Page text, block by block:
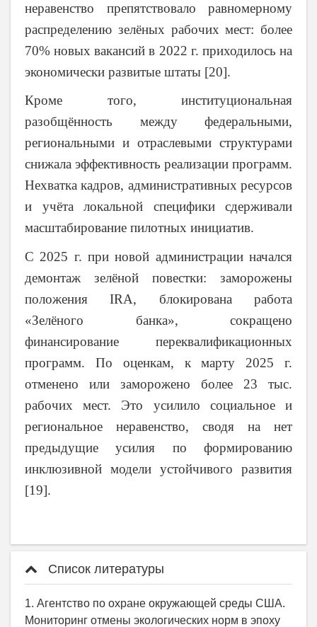
неравенство препятствовало равномерному
распределению зелёных рабочих мест: более
70% новых вакансий в 2022 г. приходилось на
экономически развитые штаты [20].
Кроме того, институциональная
разобщённость между федеральными,
региональными и отраслевыми структурами
снижала эффективность реализации программ.
Нехватка кадров, административных ресурсов
и учёта локальной специфики сдерживали
масштабирование пилотных инициатив.
С 2025 г. при новой администрации начался
демонтаж зелёной повестки: заморожены
положения IRA, блокирована работа
«Зелёного банка», сокращено
финансирование переквалификационных
программ. По оценкам, к марту 2025 г.
отменено или заморожено более 23 тыс.
рабочих мест. Это усилило социальное и
региональное неравенство, сводя на нет
предыдущие усилия по формированию
инклюзивной модели устойчивого развития
[19].
Список литературы
1. Агентство по охране окружающей среды США.
Мониторинг отмены экологических норм в эпоху